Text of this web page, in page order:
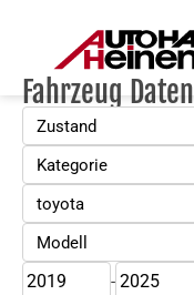
Fahrzeug Daten
Zustand
Kategorie
toyota
Modell
-